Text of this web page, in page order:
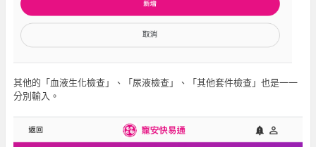
其他的「血液生化檢查」、「尿液檢查」、「其他套件檢查」也是一一
分別輸入。